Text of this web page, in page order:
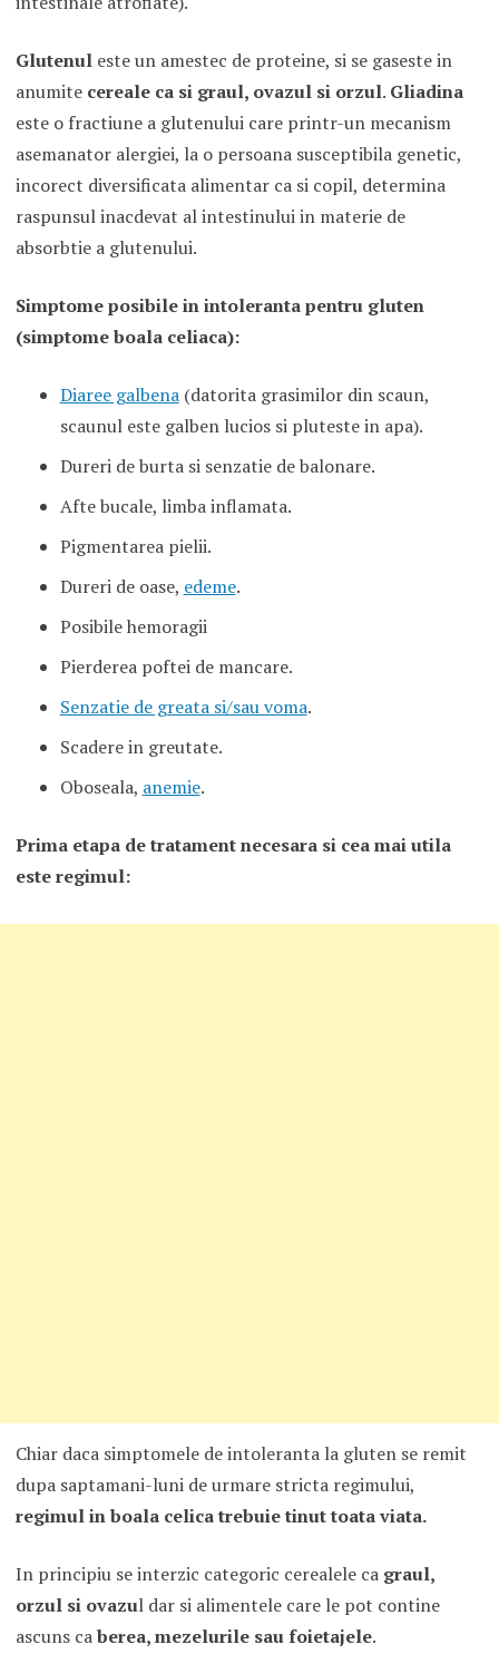
Glutenuleste un amestec de proteine, si se gaseste in
anumite cereale ca si graul, ovazul si orzul. Gliadina
este o fractiune a glutenului care printr-un mecanism
asemanator alergiei, la o persoana susceptibila genetic,
incorect diversificata alimentar ca si copil, determina
raspunsul inacdevat al intestinului in materie de
absorbtie a glutenului.
Simptome posibile in intoleranta pentru gluten
(simptome boala celiaca):
Diaree galbena(datorita grasimilor din scaun,
scaunul este galben lucios si pluteste in apa).
Dureri de burta si senzatie de balonare.
Afte bucale, limba inflamata.
Pigmentarea pielii.
Dureri de oase, edeme.
Posibile hemoragii
Pierderea poftei de mancare.
Senzatie de greata si/sau voma.
Scadere in greutate.
Oboseala, anemie.
Prima etapa de tratament necesara si cea mai utila
este regimul:
Chiar daca simptomele de intoleranta la gluten se remit
dupa saptamani-luni de urmare stricta regimului,
regimul in boala celica trebuie tinut toata viata.
In principiu se interzic categoric cerealele cagraul,
orzul si ovazul dar si alimentele care le pot contine
ascuns caberea, mezelurile sau foietajele.